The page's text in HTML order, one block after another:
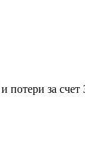
потери за счет